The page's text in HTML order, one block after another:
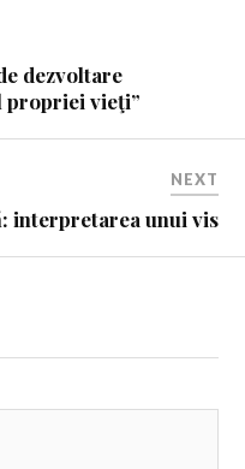
dezvoltare
propriei vieţi”
NEXT
interpretarea unui vis